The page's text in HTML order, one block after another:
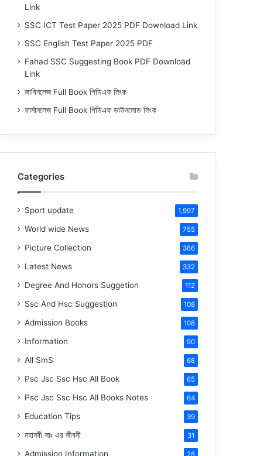
Link
SSC ICT Test Paper 2025 PDF Download Link
SSC English Test Paper 2025 PDF
Fahad SSC Suggesting Book PDF Download
Link
জাবিনলেজ Full Book পিডিএফ লিংক
ফার্মানলেজ Full Book পিডিএফ ডাউনলোড লিংক
Categories
Sport update 1,997
World wide News 755
Picture Collection 366
Latest News 332
Degree And Honors Suggetion 112
Ssc And Hsc Suggestion 108
Admission Books 108
Information 90
All SmS 68
Psc Jsc Ssc Hsc All Book 65
Psc Jsc Ssc Hsc All Books Notes 64
Education Tips 39
মহানবীসাঃ এর জীবনী 31
Admission Information 28